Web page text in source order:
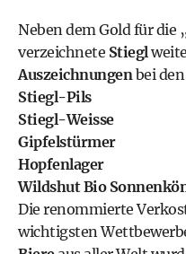
Neben dem Gold für die
verzeichnete Stiegl
Auszeichnungenbei
Stiegl-Pils
Stiegl-Weisse
Gipfelstürmer
Hopfenlager
Wildshut Bio
Die renommierte
wichtigsten